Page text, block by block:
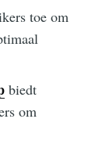
toe om
biedt
om